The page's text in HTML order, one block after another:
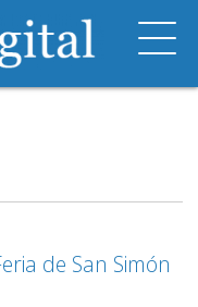
de San Simón